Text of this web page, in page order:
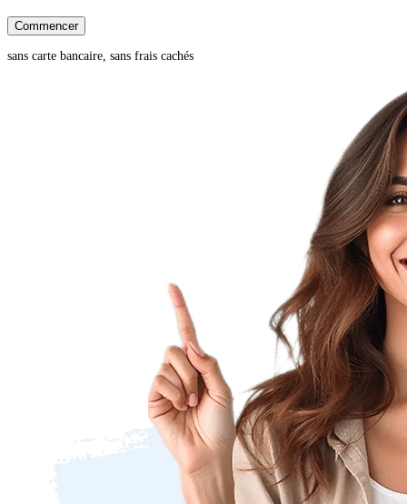
Commencer
sans carte bancaire, sans frais cachés